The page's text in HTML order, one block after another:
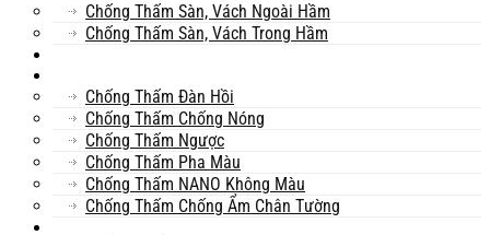
Chống Thấm Sàn, Vách Ngoài Hầm
Chống Thấm Sàn, Vách Trong Hầm
Chống Thấm Đàn Hồi
Chống Thấm Chống Nóng
Chống Thấm Ngược
Chống Thấm Pha Màu
Chống Thấm NANO Không Màu
Chống Thấm Chống Ẩm Chân Tường